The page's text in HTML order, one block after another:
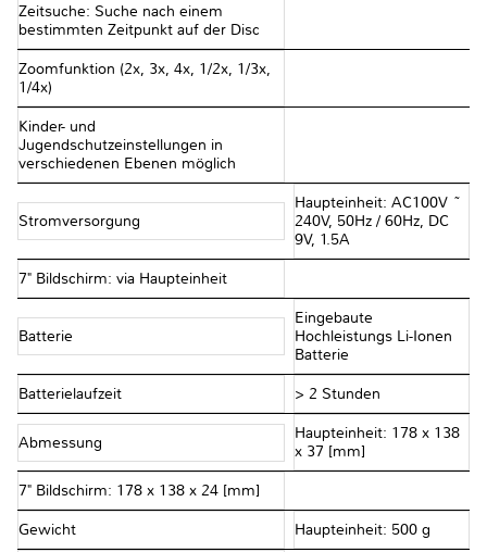
Zeitsuche: Suche nach einem
bestimmten Zeitpunkt auf der Disc
Zoomfunktion (2x, 3x, 4x, 1/2x, 1/3x,
1/4x)
Kinder- und
Jugendschutzeinstellungen in
verschiedenen Ebenen möglich
Stromversorgung
Haupteinheit: AC100V ~
240V, 50Hz / 60Hz, DC
9V, 1.5A
7" Bildschirm: via Haupteinheit
Batterie
Eingebaute
Hochleistungs Li-Ionen
Batterie
Batterielaufzeit > 2 Stunden
Abmessung
Haupteinheit: 178 x 138
x 37 [mm]
7" Bildschirm: 178 x 138 x 24 [mm]
Gewicht Haupteinheit: 500 g